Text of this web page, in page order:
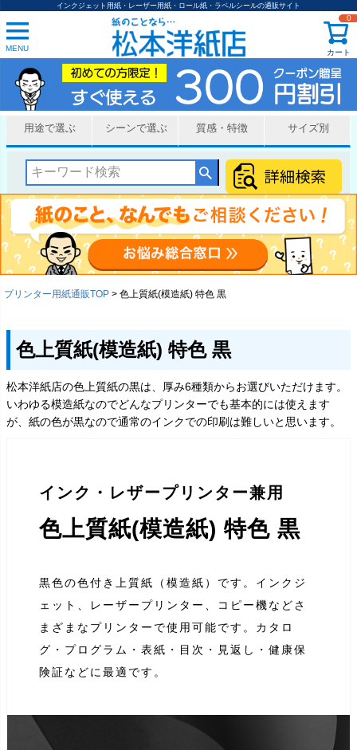
インクジェット用紙・レーザー用紙・ロール紙・ラベルシールの通販サイト
MENU カート
0
用途で選ぶ シーンで選ぶ 質感・特徴 サイズ別
プリンター用紙通販TOP 色上質紙(模造紙) 特色 黒
色上質紙(模造紙) 特色 黒
松本洋紙店の色上質紙の黒は、厚み6種類からお選びいただけます。
いわゆる模造紙なのでどんなプリンターでも基本的には使えます
が、紙の色が黒なので通常のインクでの印刷は難しいと思います。
インク・レザープリンター兼用
色上質紙(模造紙) 特色 黒
黒色の色付き上質紙（模造紙）です。インクジ
ェット、レーザープリンター、コピー機などさ
まざまなプリンターで使用可能です。カタロ
グ・プログラム・表紙・目次・見返し・健康保
険証などに最適です。